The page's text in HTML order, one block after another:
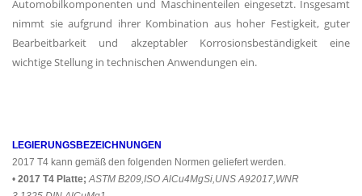
Automobilkomponenten und Maschinenteilen eingesetzt. Insgesamt
nimmt sie aufgrund ihrer Kombination aus hoher Festigkeit, guter
Bearbeitbarkeit und akzeptabler Korrosionsbeständigkeit eine
wichtige Stellung in technischen Anwendungen ein.
LEGIERUNGSBEZEICHNUNGEN
2017 T4 kann gemäß den folgenden Normen geliefert werden.
• 2017 T4 Platte; ASTM B209,ISO AlCu4MgSi,UNS A92017,WNR